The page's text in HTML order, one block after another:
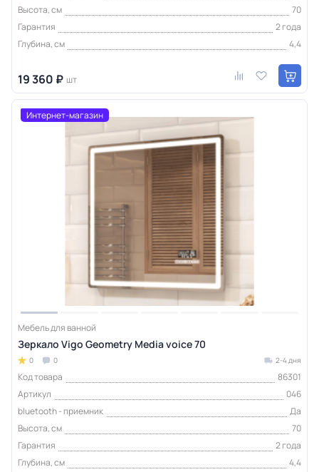
Высота, см
70
Гарантия
2 года
Глубина, см
4,4
19 360 ₽ шт
Интернет-магазин
Мебель для ванной
Зеркало Vigo Geometry Media voice 70
0 0 2-4 дня
Код товара
86301
Артикул
046
bluetooth - приемник
Да
Высота, см
70
Гарантия
2 года
Глубина, см
4,4